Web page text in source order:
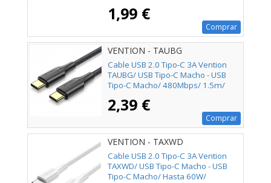
1,99 €
Comprar
VENTION - TAUBG
Cable USB 2.0 Tipo-C 3A Vention
TAUBG/ USB Tipo-C Macho - USB
Tipo-C Macho/ 480Mbps/ 1.5m/
2,39 €
Comprar
VENTION - TAXWD
Cable USB 2.0 Tipo-C 3A Vention
TAXWD/ USB Tipo-C Macho - USB
Tipo-C Macho/ Hasta 60W/